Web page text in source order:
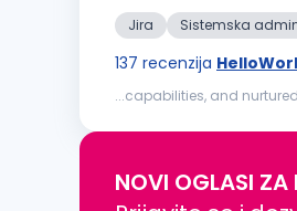
Jira Sistemska
137 recenzija
...capabilities, and
NOVI OGLASI ZA